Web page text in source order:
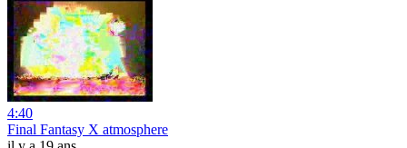
4:40
Final Fantasy X atmosphere